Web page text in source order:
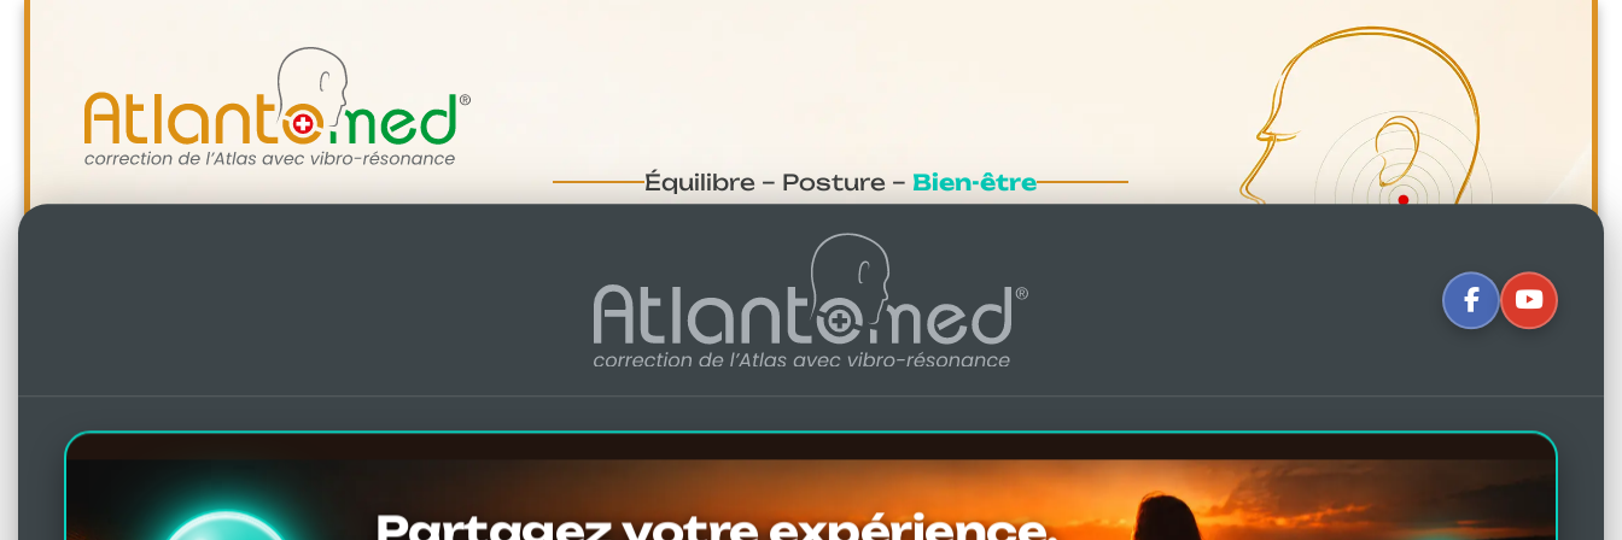
Équilibre – Posture – Bien-être
Correction
de l’ATLAS
Contactez les spécialistes de